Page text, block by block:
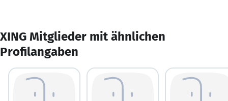
XING Mitglieder mit ähnlichen
Profilangaben